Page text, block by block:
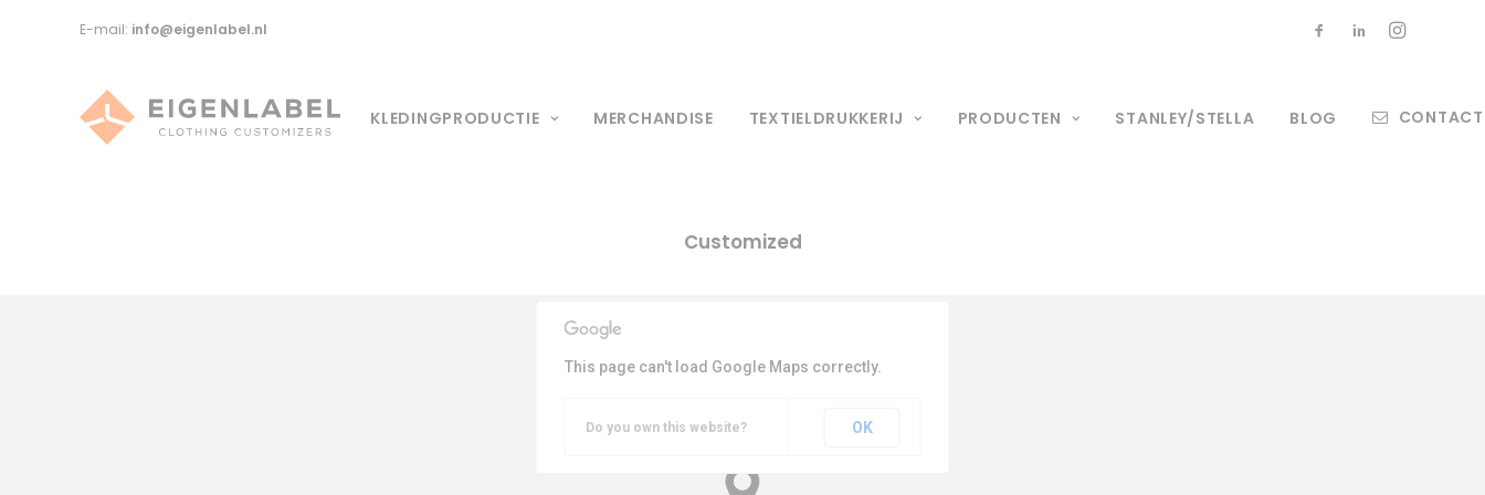
E-mail: info@eigenlabel.nl
KLEDINGPRODUCTIE MERCHANDISE TEXTIELDRUKKERIJ PRODUCTEN STANLEY/STELLA BLOG CONTACT
Customized
This page can't load Google Maps correctly.
Do you own this website? OK